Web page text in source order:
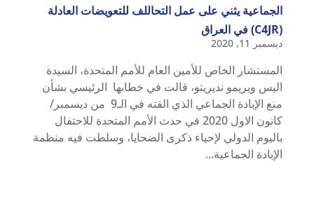
الجماعية يثني على عمل التحاللف للتعويضات العادلة
(C4JR) في العراق
ديسمبر 11, 2020
المستشار الخاص للأمين العام للأمم المتحدة، السيدة
اليس ويريمو نديريتو، قالت في خطابها الرئيسي بشأن
منع الإبادة الجماعي الذي القته في الـ9 من ديسمبر/
كانون الاول 2020 في حدث الأمم المتحدة للاحتفال
باليوم الدولي لإحياء ذكرى الضحايا، وسلطت فيه منظمة
الإبادة الجماعية...